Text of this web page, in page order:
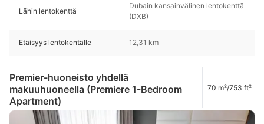
Lähin lentokenttä
Dubain kansainvälinen lentokenttä
(DXB)
Etäisyys lentokentälle 12,31 km
Premier-huoneisto yhdellä
makuuhuoneella (Premiere 1-Bedroom
Apartment)
70 m²/753 ft²